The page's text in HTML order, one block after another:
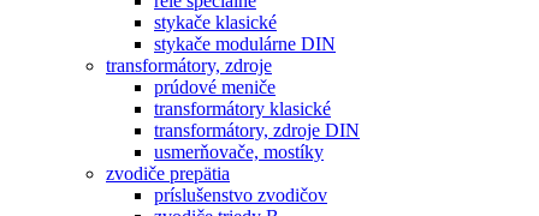
stykače klasické
stykače modulárne DIN
transformátory, zdroje
prúdové meniče
transformátory klasické
transformátory, zdroje DIN
usmerňovače, mostíky
zvodiče prepätia
príslušenstvo zvodičov